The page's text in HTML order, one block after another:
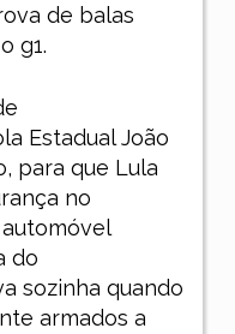
de balas
g1.
Estadual João
para que Lula
no
do
sozinha quando
armados a